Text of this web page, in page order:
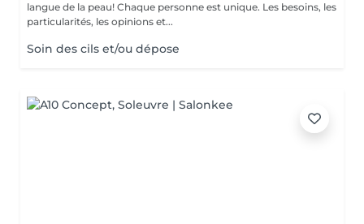
langue de la peau! Chaque personne est unique. Les besoins, les
particularités, les opinions et...
Soin des cils et/ou dépose